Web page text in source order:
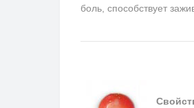
боль, способствует